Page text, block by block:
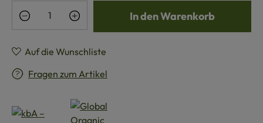
Produkt Anzahl: Gib den gewünschten
In den Warenkorb
Auf die Wunschliste
Fragen zum Artikel